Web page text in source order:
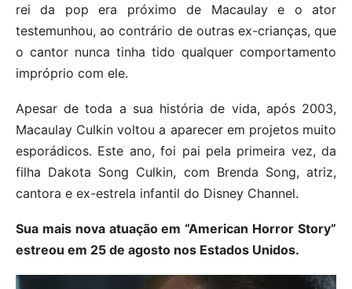
rei da pop era próximo de Macaulay e o ator
testemunhou, ao contrário de outras ex-crianças, que
o cantor nunca tinha tido qualquer comportamento
impróprio com ele.
Apesar de toda a sua história de vida, após 2003,
Macaulay Culkin voltou a aparecer em projetos muito
esporádicos. Este ano, foi pai pela primeira vez, da
filha Dakota Song Culkin, com Brenda Song, atriz,
cantora e ex-estrela infantil do Disney Channel.
Sua mais nova atuação em “American Horror Story”
estreou em 25 de agosto nos Estados Unidos.